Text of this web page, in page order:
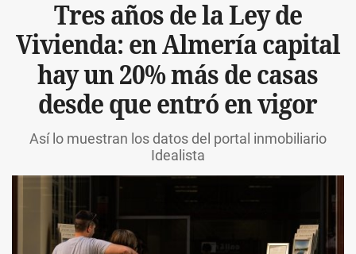
Tres años de la Ley de
Vivienda: en Almería capital
hay un 20% más de casas
desde que entró en vigor
Así lo muestran los datos del portal inmobiliario
Idealista